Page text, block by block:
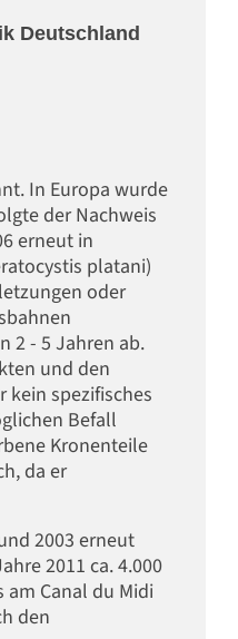
Deutschland
In Europa wurde
der Nachweis
erneut in
platani)
oder
2 - 5 Jahren ab.
und den
kein spezifisches
Befall
Kronenteile
da er
2003 erneut
2011 ca. 4.000
Canal du Midi
den